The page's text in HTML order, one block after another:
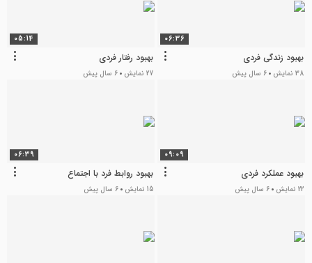
06:36
بهبود زندگی فردی
38 نمایش 6 سال پیش
05:14
بهبود رفتار فردی
27 نمایش 6 سال پیش
09:09
بهبود عملکرد فردی
22 نمایش 6 سال پیش
06:39
بهبود روابط فرد با اجتماع
15 نمایش 6 سال پیش